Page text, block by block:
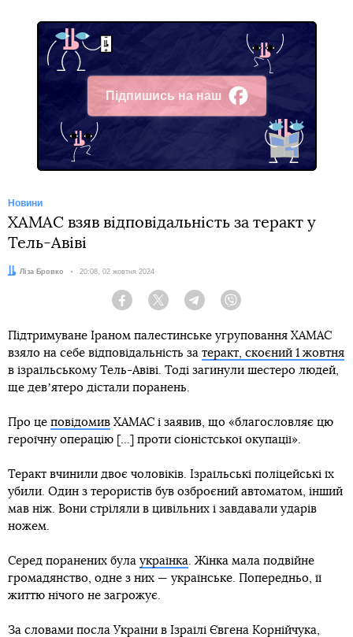
Підпишись на наш
Facebook
Новини
ХАМАС взяв відповідальність за теракт у
Тель-Авіві
Автор:
Ліза Бровко Дата:
20:08, 02 жовтня 2024
Facebook Twitter Telegram
Підтримуване Іраном палестинське угруповання ХАМАС
взяло на себе відповідальність за теракт, скоєний 1 жовтня
в ізраїльському Тель-Авіві. Тоді загинули шестеро людей,
ще девʼятеро дістали поранень.
Про це повідомив ХАМАС і заявив, що «благословляє цю
героїчну операцію [...] проти сіоністської окупації».
Теракт вчинили двоє чоловіків. Ізраїльські поліцейські їх
убили. Один з терористів був озброєний автоматом, інший
мав ніж. Вони стріляли в цивільних і завдавали ударів
ножем.
Серед поранених була українка. Жінка мала подвійне
громадянство, одне з них — українське. Попередньо, її
життю нічого не загрожує.
За словами посла України в Ізраїлі Євгена Корнійчука,